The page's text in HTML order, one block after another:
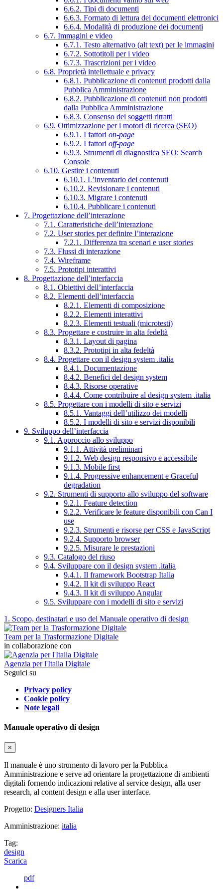
6.6.2. Tipi di documenti
6.6.3. Formato di lettura dei documenti elettronici
6.6.4. Modalità di produzione dei documenti
6.7. Immagini e video
6.7.1. Testo alternativo (alt text) per le immagini
6.7.2. Sottotitoli per i video
6.7.3. Trascrizioni per i video
6.8. Proprietà intellettuale e privacy
6.8.1. Pubblicazione di contenuti prodotti dalla
Pubblica Amministrazione
6.8.2. Pubblicazione di contenuti non prodotti
dalla Pubblica Amministrazione
6.8.3. Consenso dei soggetti ritratti
6.9. Ottimizzazione per i motori di ricerca (SEO)
6.9.1. I fattori on-page
6.9.2. I fattori off-page
6.9.3. Strumenti di diagnostica SEO: Search
Console
6.10. Gestire i contenuti
6.10.1. L’inventario dei contenuti
6.10.2. Revisionare i contenuti
6.10.3. Migrare i contenuti
6.10.4. Pubblicare i contenuti
7. Progettazione dell’interazione
7.1. Caratteristiche dell’interazione
7.2. User stories per definire l’interazione
7.2.1. Differenza tra scenari e user stories
7.3. Flussi di interazione
7.4. Wireframe
7.5. Prototipi interattivi
8. Progettazione dell’interfaccia
8.1. Obiettivi dell’interfaccia
8.2. Elementi dell’interfaccia
8.2.1. Elementi di composizione
8.2.2. Elementi interattivi
8.2.3. Elementi testuali (microtesti)
8.3. Progettare e costruire in alta fedeltà
8.3.1. Layout di pagina
8.3.2. Prototipi in alta fedeltà
8.4. Progettare con il design system .italia
8.4.1. Documentazione
8.4.2. Benefici del design system
8.4.3. Risorse operative
8.4.4. Come contribuire al design system .italia
8.5. Progettare con i modelli di sito e servizi
8.5.1. Vantaggi dell’utilizzo dei modelli
8.5.2. I modelli di sito e servizi disponibili
9. Sviluppo dell’interfaccia
9.1. Approccio allo sviluppo
9.1.1. Attività preliminari
9.1.2. Web design responsivo e accessibile
9.1.3. Mobile first
9.1.4. Progressive enhancement e Graceful
degradation
9.2. Strumenti di supporto allo sviluppo del software
9.2.1. Feature detection
9.2.2. Verificare le feature disponibili con Can I
use
9.2.3. Strumenti e risorse per CSS e JavaScript
9.2.4. Supporto browser
9.2.5. Misurare le prestazioni
9.3. Catalogo del riuso
9.4. Sviluppare con il design system .italia
9.4.1. Il framework Bootstrap Italia
9.4.2. Il kit di sviluppo React
9.4.3. Il kit di sviluppo Angular
9.5. Sviluppare con i modelli di sito e servizi
1. Scopo, destinatari e uso del Manuale operativo di design
Team per la Trasformazione Digitale
in collaborazione con
Agenzia per l'Italia Digitale
Seguici su
Privacy policy
Cookie policy
Note legali
Manuale operativo di design
×
Il manuale è uno strumento di lavoro per la Pubblica
Amministrazione e serve ad orientare la progettazione di ambienti
digitali fornendo indicazioni relative al service design, alla user
research, al content design e alla user interface.
Progetto: Designers Italia
Amministrazione: italia
Tag:
design
Scarica
pdf